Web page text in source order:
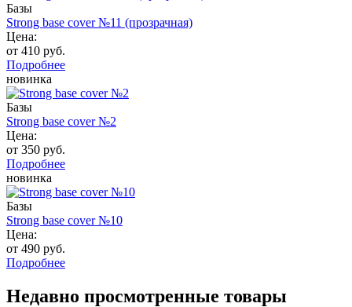
Базы
Strong base cover №11 (прозрачная)
Цена:
от 410 руб.
Подробнее
новинка
Базы
Strong base cover №2
Цена:
от 350 руб.
Подробнее
новинка
Базы
Strong base cover №10
Цена:
от 490 руб.
Подробнее
Недавно просмотренные товары